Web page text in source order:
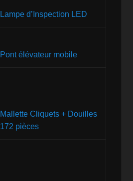
Lampe d’Inspection LED
Pont élévateur mobile
Mallette Cliquets + Douilles
172 pièces